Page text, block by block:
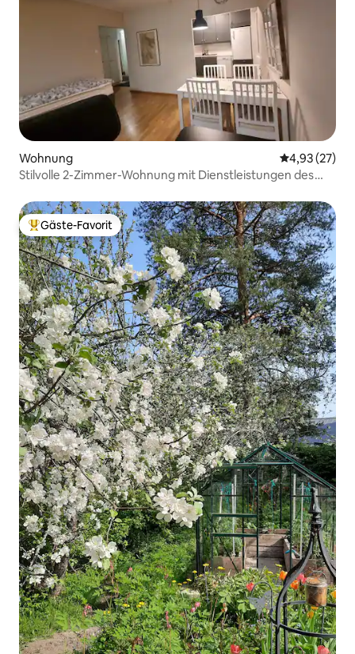
Wohnung
4,93 (27)
Stilvolle 2-Zimmer-Wohnung mit Dienstleistungen des
Beliebter Gäste-Favorit.
Gäste-Favorit